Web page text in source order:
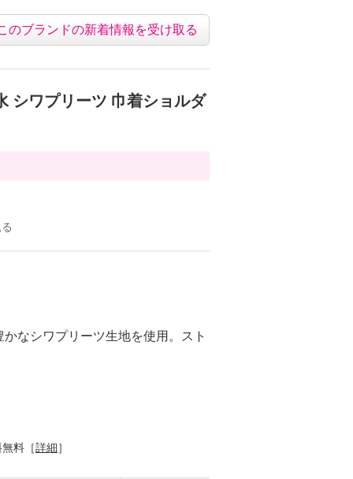
のブランドの新着情報を受け取る
ワプリーツ 巾着ショルダ
なシワプリーツ生地を使用。スト
料［詳細 ］